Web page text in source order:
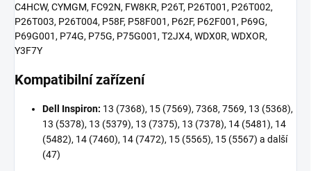
C4HCW, CYMGM, FC92N, FW8KR, P26T, P26T001, P26T002,
P26T003, P26T004, P58F, P58F001, P62F, P62F001, P69G,
P69G001, P74G, P75G, P75G001, T2JX4, WDX0R, WDXOR,
Y3F7Y
Kompatibilní zařízení
Dell Inspiron: 13 (7368), 15 (7569), 7368, 7569, 13 (5368),
13 (5378), 13 (5379), 13 (7375), 13 (7378), 14 (5481), 14
(5482), 14 (7460), 14 (7472), 15 (5565), 15 (5567) a další
(47)